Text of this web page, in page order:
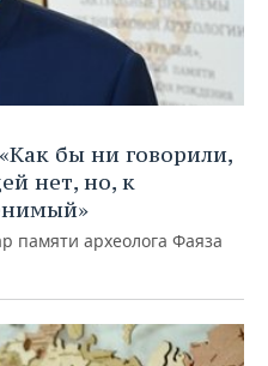
бы ни говорили,
нет, но, к
памяти археолога Фаяза